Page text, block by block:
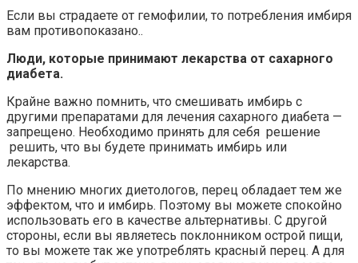
Если вы страдаете от гемофилии, то потребления имбиря
вам противопоказано..
Люди, которые принимают лекарства от сахарного
диабета.
Крайне важно помнить, что смешивать имбирь с
другими препаратами для лечения сахарного диабета —
запрещено. Необходимо принять для себя решение
решить, что вы будете принимать имбирь или
лекарства.
По мнению многих диетологов, перец обладает тем же
эффектом, что и имбирь. Поэтому вы можете спокойно
использовать его в качестве альтернативы. С другой
стороны, если вы являетесь поклонником острой пищи,
то вы можете так же употреблять красный перец. А для